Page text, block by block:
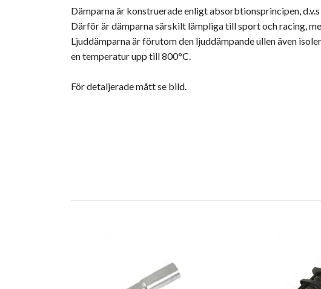
Dämparna är konstruerade enligt absorbtionsprincipen,
Därför är dämparna särskilt lämpliga till sport och racing,
Ljuddämparna är förutom den ljuddämpande ullen även
en temperatur upp till 800°C.
För detaljerade mått se bild.